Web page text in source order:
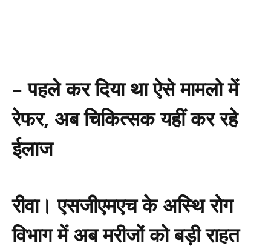
– पहले कर दिया था ऐसे मामलो में
रेफर, अब चिकित्सक यहीं कर रहे
ईलाज
रीवा। एसजीएमएच के अस्थि रोग
विभाग में अब मरीजों को बड़ी राहत